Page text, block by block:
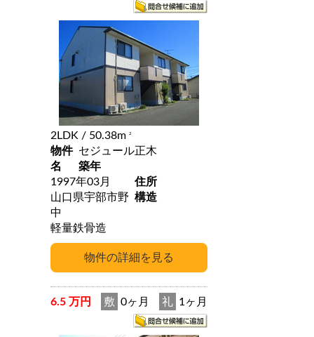
2LDK / 50.38m 2
物件
名
セジュール正木
築年
1997年03月
住所
山口県宇部市野
中
構造
軽量鉄骨造
6.5 万円 敷 0ヶ月 礼 1ヶ月